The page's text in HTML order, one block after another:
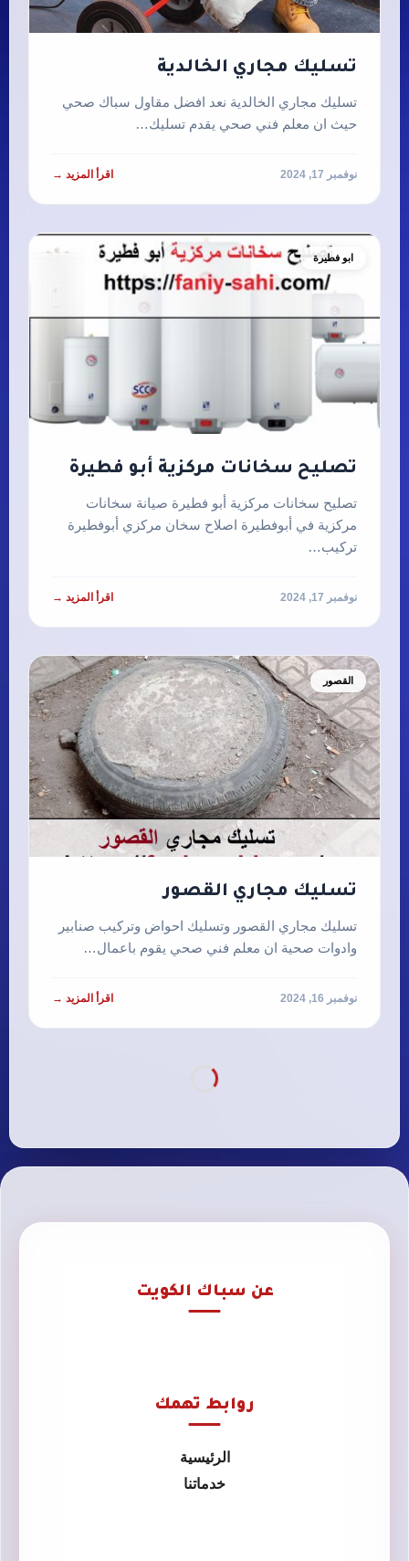
تسليك مجاري الخالدية
تسليك مجاري الخالدية نعد افضل مقاول سباك صحي
حيث ان معلم فني صحي يقدم تسليك…
نوفمبر 17, 2024 اقرأ المزيد →
ابو فطيرة
تصليح سخانات مركزية أبو فطيرة
تصليح سخانات مركزية أبو فطيرة صيانة سخانات
مركزية في أبوفطيرة اصلاح سخان مركزي أبوفطيرة
تركيب…
نوفمبر 17, 2024 اقرأ المزيد →
القصور
تسليك مجاري القصور
تسليك مجاري القصور وتسليك احواض وتركيب صنابير
وادوات صحية ان معلم فني صحي يقوم باعمال…
نوفمبر 16, 2024 اقرأ المزيد →
عن سباك الكويت
روابط تهمك
الرئيسية
خدماتنا